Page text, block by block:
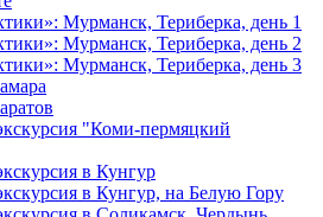
Мурманск, Териберка, день 1
Мурманск, Териберка, день 2
Мурманск, Териберка, день 3
"Коми-пермяцкий
в Кунгур
в Кунгур, на Белую Гору